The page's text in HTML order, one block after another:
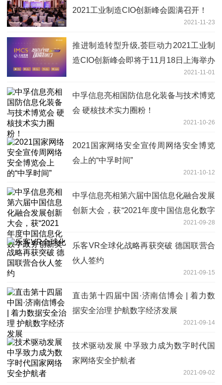
2021工业制造CIO创新峰会圆满召开！
2021-11-23
推进制造转型升级,荟巨动力2021工业制
造CIO创新峰会即将于11月18日上海举办
2021-11-01
中孚信息亮相国防信息化装备与技术博览
会 硬核技术实力圈粉！
2021-10-26
2021国家网络安全宣传周网络安全博览
会上的“中孚时间”
2021-10-12
中孚信息亮相第六届中国信息化融合发展
创新大会，获“2021年度中国信息化数字
2021-09-28
乐客VR全球化战略再获突破 德国联营合
伙人签约
2021-09-15
直击第十四届中国·济南信博会 | 着力数
据安全治理 护航数字经济发展
2021-09-14
技术驱动发展 中孚致力成为数字时代国
家网络安全护航者
2021-09-02